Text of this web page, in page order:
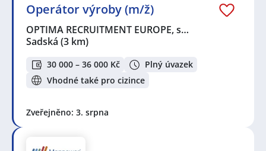
Operátor výroby (m/ž)
OPTIMA RECRUITMENT EUROPE, s…
Sadská (3 km)
30 000 – 36 000 Kč
Plný úvazek
Vhodné také pro cizince
Zveřejněno: 3. srpna